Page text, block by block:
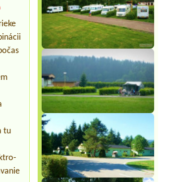
Termín od 2026-08-01 |Letovisko
Kurinec
1 stan a dvaja dospelý
tu